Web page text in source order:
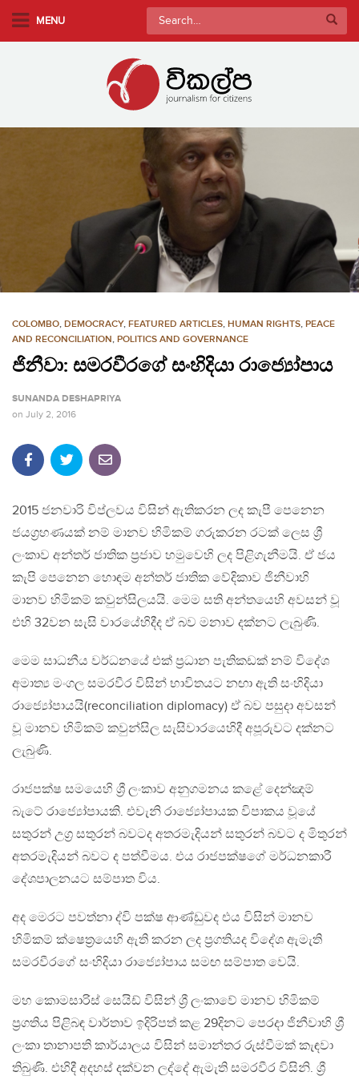
m
e
MENU
Search
for:
COLOMBO, DEMOCRACY, FEATURED ARTICLES, HUMAN RIGHTS, PEACE
AND RECONCILIATION, POLITICS AND GOVERNANCE
ජිනීවා: සමරවීරගේ සංහිදියා රාජ්‍යෝපාය
SUNANDA DESHAPRIYA
on July 2, 2016
2015 ජනවාරි විප්ලවය විසින් ඇතිකරන ලද කැපී පෙනෙන
ජයග්‍රහණයක් නම් මානව හිමිකම් ගරුකරන රටක් ලෙස ශ්‍රී
ලංකාව අන්තර් ජාතික ප්‍රජාව හමුවෙහි ලද පිළිගැනීමයි. ඒ ජය
කැපි පෙනෙන හොඳම අන්තර් ජාතික වේදිකාව ජිනීවාහි
මානව හිමිකම් කවුන්සිලයයි. මෙම සති අන්තයෙහි අවසන් වූ
එහි 32වන සැසි වාරයේහිදීද ඒ බව මනාව දක්නට ලැබුණි.
මෙම සාධනීය වර්ධනයේ එක් ප්‍රධාන පැතිකඩක් නම් විදේශ
අමාත්‍ය මංගල සමරවීර විසින් භාවිතයට නඟා ඇති සංහිදියා
රාජ්‍යෝපායයි(reconciliation diplomacy) ඒ බව පසුදා අවසන්
වූ මානව හිමිකම් කවුන්සිල සැසිවාරයෙහිදී අපූරුවට දක්නට
ලැබුණි.
රාජපක්ෂ සමයෙහි ශ්‍රී ලංකාව අනුගමනය කළේ දෙන්ඤම්
බැටේ රාජ්‍යෝපායකි. එවැනි රාජ්‍යෝපායක විපාකය වූයේ
සතුරන් උග්‍ර සතුරන් බවටද අතරමැදියන් සතුරන් බවට ද මිතුරන්
අතරමැදියන් බවට ද පත්වීමය‍. එය රාජපක්ෂගේ මර්ධනකාරී
දේශපාලනයට සම්පාත විය.
අද මෙරට පවත්නා ද්වි පක්ෂ ආණ්ඩුවද එය විසින් මානව
හිමිකම් ක්ෂෙත්‍රයෙහි ඇති කරන ලද ප්‍රගතියද විදේශ ඇමැති
සමරවීරගේ සංහිදියා රාජ්‍යෝපාය සමඟ සම්පාත වෙයි.
මහ කොමසාරිස් සෙයිඩ් විසින් ශ්‍රී ලංකාවේ මානව හිමිකම්
ප්‍රගතිය පිළිබඳ වාර්තාව ඉදිරිපත් කළ 29දිනට පෙරදා ජිනීවාහි ශ්‍රී
ලංකා තානාපති කාර්යාලය විසින් සමාන්තර රුස්වීමක් කැඳවා
තිබුණි. එහිදී අදහස් දක්වන ලද්දේ ඇමැති සමරවීර විසිනි. ශ්‍රී